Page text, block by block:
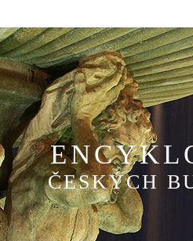
ČESKÝCH